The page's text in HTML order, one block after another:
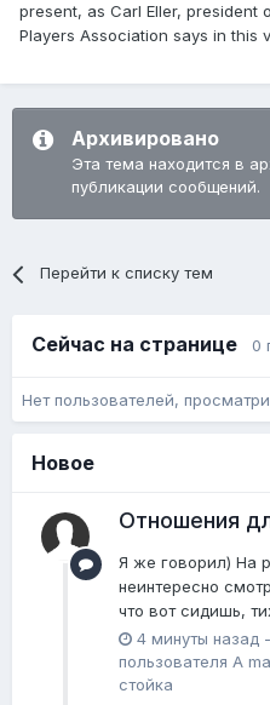
present, as Carl Eller, president
Players Association says in this
Архивировано
Эта тема находится в
публикации сообщений.
Перейти к списку тем
Сейчас на странице 0
Нет пользователей,
Новое
Отношения
Я же говорил) На
неинтересно
что вот сидишь,
4 минуты назад -
пользователя A
стойка